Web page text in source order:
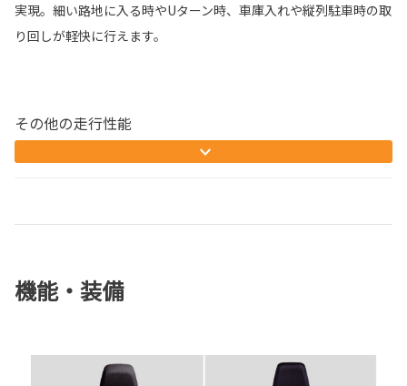
実現。細い路地に入る時やUターン時、車庫入れや縦列駐車時の取
り回しが軽快に行えます。
その他の走行性能
機能・装備